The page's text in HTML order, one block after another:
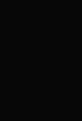
som de har